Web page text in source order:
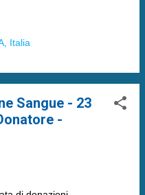
Italia
Sangue - 23
-